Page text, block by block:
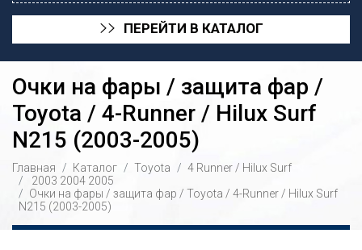
выходной
>> ПЕРЕЙТИ В КАТАЛОГ
Очки на фары / защита фар /
Toyota / 4-Runner / Hilux Surf
N215 (2003-2005)
Главная Каталог Toyota
4 Runner / Hilux Surf
2003 2004 2005
Очки на фары / защита фар / Toyota / 4-Runner / Hilux Surf
N215 (2003-2005)